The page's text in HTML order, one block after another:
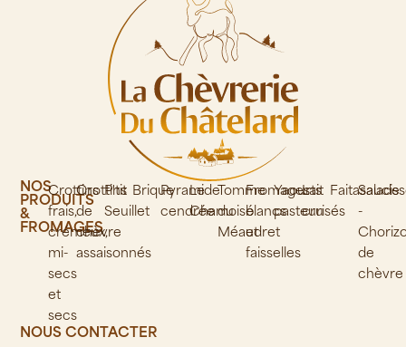
NOS
PRODUITS
&
FROMAGES
Crottins
frais,
crémeux,
mi-
secs
et
secs
Crottins
de
chèvre
assaisonnés
P'tit
Seuillet
BriquePyramide
cendrée
Le
Chamoisé
Tomme
du
Méaudret
Fromages
blancs
et
faisselles
Yaourts
pasteurisés
Lait
cru
Faitasalade
-
de
chèvre
NOUS CONTACTER